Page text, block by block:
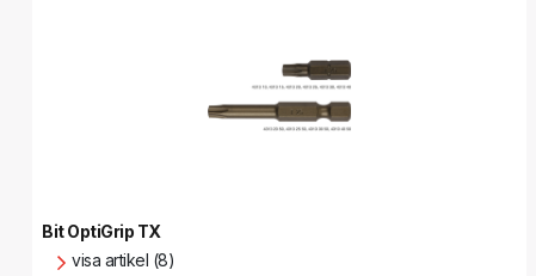
Bit OptiGrip TX
visa artikel (8)